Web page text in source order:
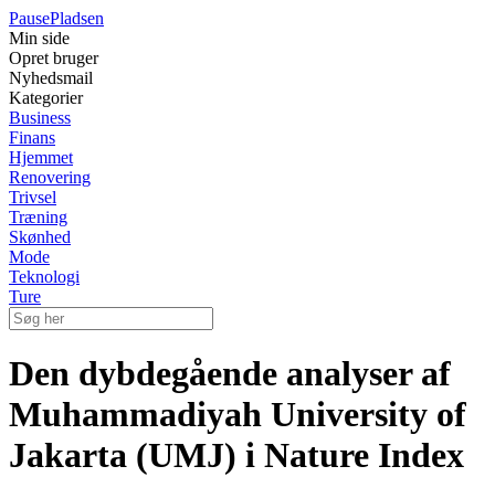
PausePladsen
Min side
Opret bruger
Nyhedsmail
Kategorier
Business
Finans
Hjemmet
Renovering
Trivsel
Træning
Skønhed
Mode
Teknologi
Ture
Den dybdegående analyser af
Muhammadiyah University of
Jakarta (UMJ) i Nature Index